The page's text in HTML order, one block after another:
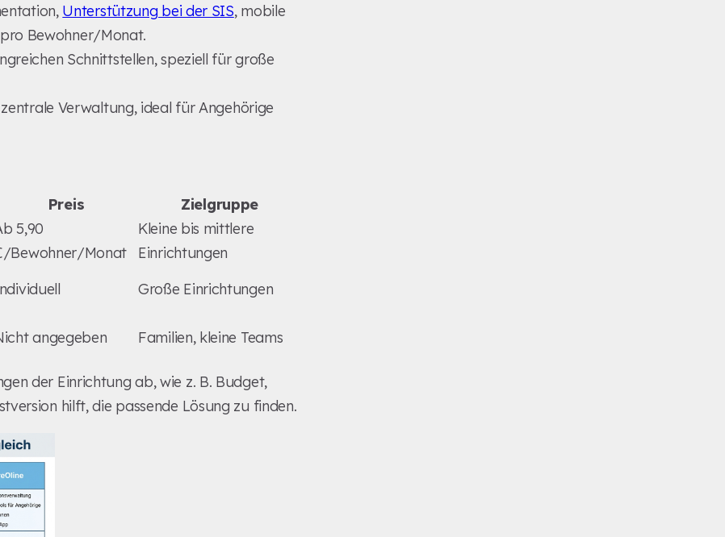
Unterstützung bei der SIS, mobile
Bewohner/Monat.
Schnittstellen, speziell für große
Verwaltung, ideal für Angehörige
Preis
Zielgruppe
5,90
Bewohner/Monat
Kleine bis mittlere
Einrichtungen
Große Einrichtungen
angegeben Familien, kleine Teams
der Einrichtung ab, wie z. B. Budget,
hilft, die passende Lösung zu finden.